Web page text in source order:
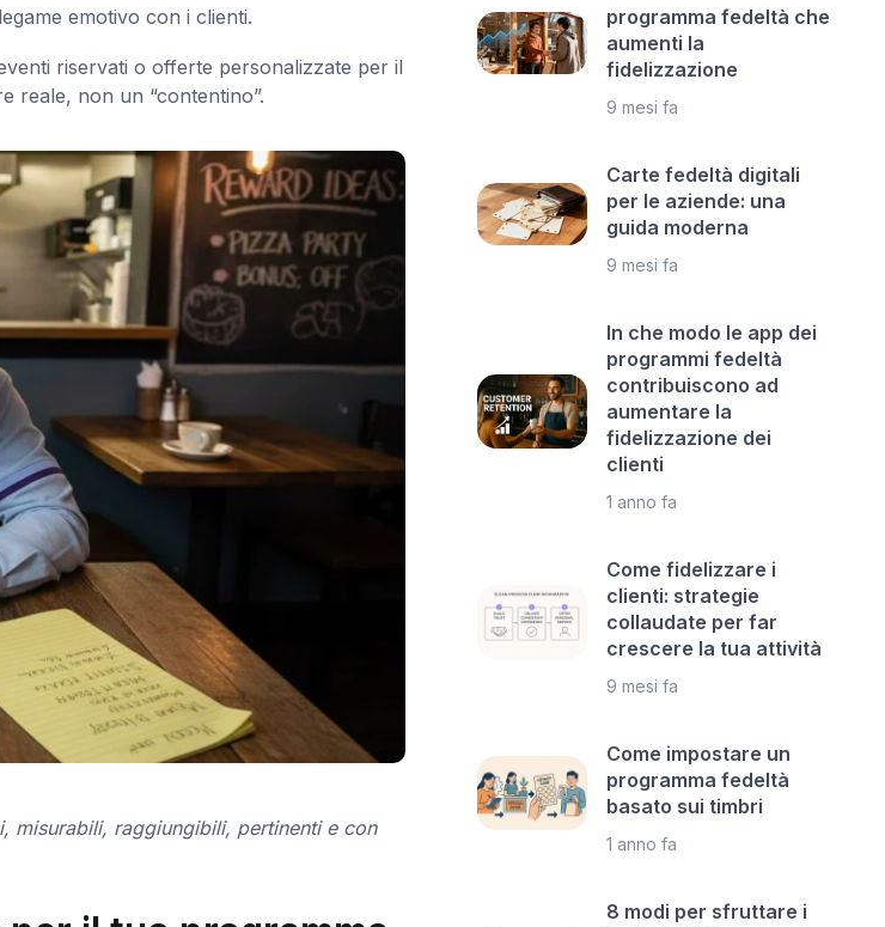
emotivo con i clienti.
riservati o offerte personalizzate per il
reale, non un “contentino”.
misurabili, raggiungibili, pertinenti e con
programma fedeltà che
aumenti la
fidelizzazione
9 mesi fa
Carte fedeltà digitali
per le aziende: una
guida moderna
9 mesi fa
In che modo le app dei
programmi fedeltà
contribuiscono ad
aumentare la
fidelizzazione dei
clienti
1 anno fa
Come fidelizzare i
clienti: strategie
collaudate per far
crescere la tua attività
9 mesi fa
Come impostare un
programma fedeltà
basato sui timbri
1 anno fa
8 modi per sfruttare i